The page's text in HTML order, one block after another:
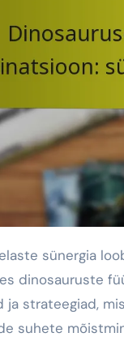
dinosauruste
strateegiad,
suhete